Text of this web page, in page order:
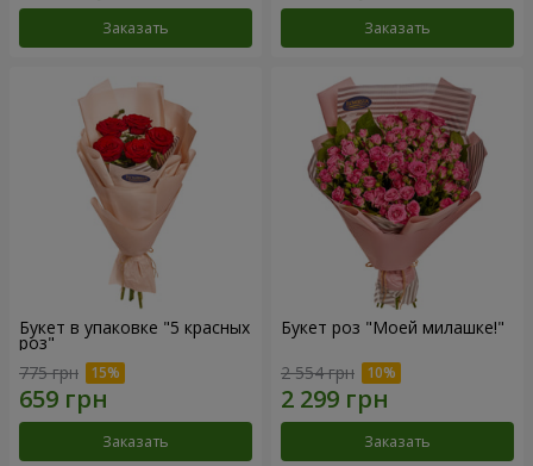
Заказать Заказать
Букет в упаковке "5 красных
роз"
775 грн
Заказать
Букет роз "Моей милашке!"
2 554 грн
Заказать